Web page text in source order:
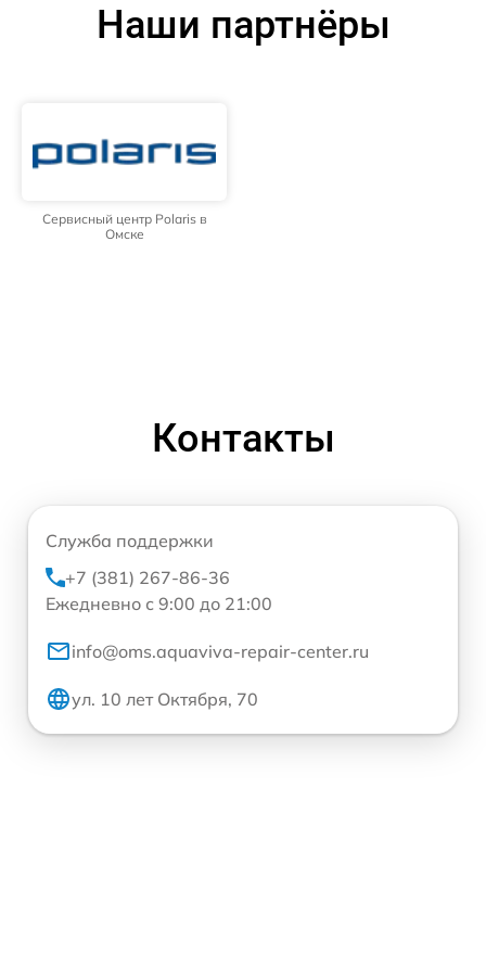
Наши партнёры
Сервисный центр Polaris в
Омске
Контакты
Служба поддержки
+7 (381) 267-86-36
Ежедневно с 9:00 до 21:00
info@oms.aquaviva-repair-center.ru
ул. 10 лет Октября, 70